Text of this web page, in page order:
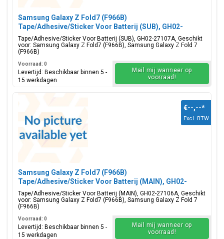
Samsung Galaxy Z Fold7 (F966B)
Tape/Adhesive/Sticker Voor Batterij (SUB), GH02-
27107A
Tape/Adhesive/Sticker Voor Batterij (SUB), GH02-27107A, Geschikt
voor: Samsung Galaxy Z Fold7 (F966B), Samsung Galaxy Z Fold 7
(F966B)
Voorraad: 0
Levertijd: Beschikbaar binnen 5 -
15 werkdagen
Mail mij wanneer op
voorraad!
Samsung Galaxy Z Fold7 (F966B)
Tape/Adhesive/Sticker Voor Batterij (MAIN), GH02-
27106A
Tape/Adhesive/Sticker Voor Batterij (MAIN), GH02-27106A, Geschikt
voor: Samsung Galaxy Z Fold7 (F966B), Samsung Galaxy Z Fold 7
(F966B)
€--,--*
Excl. BTW
Voorraad: 0
Levertijd: Beschikbaar binnen 5 -
15 werkdagen
Mail mij wanneer op
voorraad!